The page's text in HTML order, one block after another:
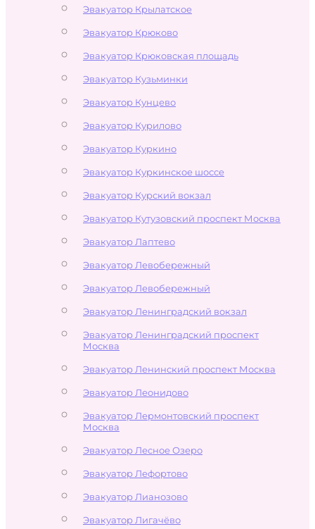
Эвакуатор Крылатское
Эвакуатор Крюково
Эвакуатор Крюковская площадь
Эвакуатор Кузьминки
Эвакуатор Кунцево
Эвакуатор Курилово
Эвакуатор Куркино
Эвакуатор Куркинское шоссе
Эвакуатор Курский вокзал
Эвакуатор Кутузовский проспект Москва
Эвакуатор Лаптево
Эвакуатор Левобережный
Эвакуатор Левобережный
Эвакуатор Ленинградский вокзал
Эвакуатор Ленинградский проспект
Москва
Эвакуатор Ленинский проспект Москва
Эвакуатор Леонидово
Эвакуатор Лермонтовский проспект
Москва
Эвакуатор Лесное Озеро
Эвакуатор Лефортово
Эвакуатор Лианозово
Эвакуатор Лигачёво